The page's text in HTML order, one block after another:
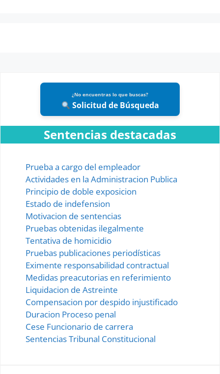
Ejecución de un Testamento
Embargo Conservatorio Comercial
Embargo Conservatorio General
Embargo de Muebles en Lugares Alquilados
Embargo al Deudor Transeunte
Embargo Ejecutivo
Embargo por Hipoteca Judicial
Embargo Inmobiliario Abreviado
Embargo Inmobiliario Ordinario
Embargo de Objetos Falsificados
Embargo en Reinvindicacion
Embargo Retentivo
¿No encuentras lo que buscas?
Solicitud de Búsqueda
Sentencias destacadas
Prueba a cargo del empleador
Actividades en la Administracion Publica
Principio de doble exposicion
Estado de indefension
Motivacion de sentencias
Pruebas obtenidas ilegalmente
Tentativa de homicidio
Pruebas publicaciones periodísticas
Eximente responsabilidad contractual
Medidas preacutorias en referimiento
Liquidacion de Astreinte
Compensacion por despido injustificado
Duracion Proceso penal
Cese Funcionario de carrera
Sentencias Tribunal Constitucional